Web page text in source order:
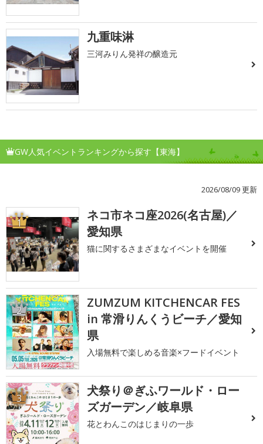
九重味淋
三河みりん発祥の醸造元
GW人気イベントランキングから探す【東海】
2026/08/09 更新
1
ネコ市ネコ座2026(名古屋)／
愛知県
猫に関するさまざまなイベントを開催
2
ZUMZUM KITCHENCAR FES
in 常滑りんくうビーチ／愛知
県
入場無料で楽しめる音楽×フードイベント
3
犬祭り＠ぎふワールド・ロー
ズガーデン／岐阜県
花とわんこのはじまりの一歩